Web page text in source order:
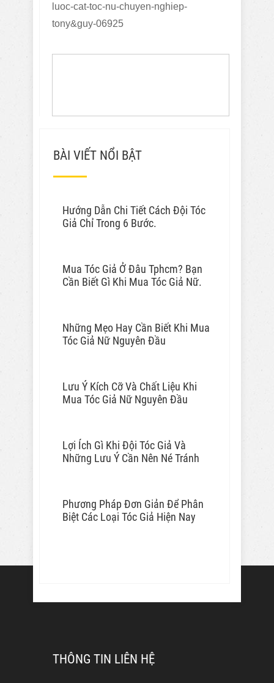
luoc-cat-toc-nu-chuyen-nghiep-
tony&guy-06925
BÀI VIẾT NỔI BẬT
Hướng Dẫn Chi Tiết Cách Đội Tóc
Giả Chỉ Trong 6 Bước.
Mua Tóc Giả Ở Đâu Tphcm? Bạn
Cần Biết Gì Khi Mua Tóc Giả Nữ.
Những Mẹo Hay Cần Biết Khi Mua
Tóc Giả Nữ Nguyên Đầu
Lưu Ý Kích Cỡ Và Chất Liệu Khi
Mua Tóc Giả Nữ Nguyên Đầu
Lợi Ích Gì Khi Đội Tóc Giả Và
Những Lưu Ý Cần Nên Né Tránh
Phương Pháp Đơn Giản Để Phân
Biệt Các Loại Tóc Giả Hiện Nay
THÔNG TIN LIÊN HỆ